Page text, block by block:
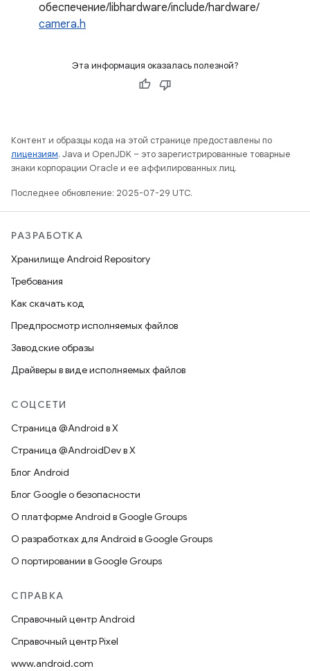
обеспечение/libhardware/include/hardware/
camera.h
Эта информация оказалась полезной?
Контент и образцы кода на этой странице предоставлены по
лицензиям. Java и OpenJDK – это зарегистрированные товарные
знаки корпорации Oracle и ее аффилированных лиц.
Последнее обновление: 2025-07-29 UTC.
РАЗРАБОТКА
Хранилище Android Repository
Требования
Как скачать код
Предпросмотр исполняемых файлов
Заводские образы
Драйверы в виде исполняемых файлов
СОЦСЕТИ
Страница @Android в X
Страница @AndroidDev в X
Блог Android
Блог Google о безопасности
О платформе Android в Google Groups
О разработках для Android в Google Groups
О портировании в Google Groups
СПРАВКА
Справочный центр Android
Справочный центр Pixel
www.android.com